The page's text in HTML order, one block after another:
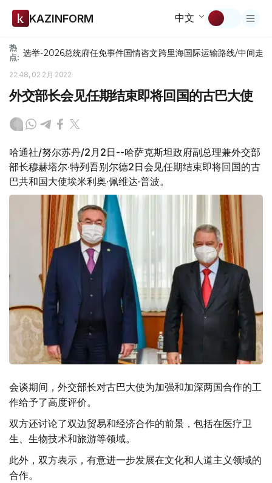
KAZINFORM 中文
热
点: 选举-2026总统府任免事件国情咨文跨里海国际运输路线/中间走廊
22:48, 02 2月 2022
外交部长会见任期结束即将回国的古巴大使
哈通社/努尔苏丹/2月2日--哈萨克斯坦政府副总理兼外交部
部长穆赫塔尔·特列吾别尔德2日会见任期结束即将回国的古
巴共和国大使埃米利奥·佩维达·普波。
会谈期间，外交部长对古巴大使为加强和加深两国合作的工
作给予了高度评价。
双方还讨论了双边贸易和经济合作的前景，包括在医疗卫
生、生物技术和旅游等领域。
此外，双方表示，有意进一步发展在文化和人道主义领域的
合作。